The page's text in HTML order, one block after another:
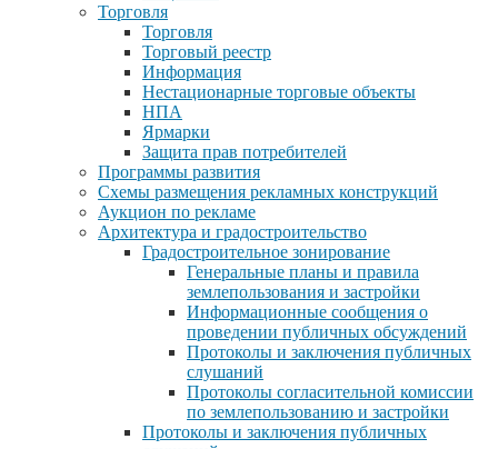
Торговля
Торговля
Торговый реестр
Информация
Нестационарные торговые объекты
НПА
Ярмарки
Защита прав потребителей
Программы развития
Схемы размещения рекламных конструкций
Аукцион по рекламе
Архитектура и градостроительство
Градостроительное зонирование
Генеральные планы и правила
землепользования и застройки
Информационные сообщения о
проведении публичных обсуждений
Протоколы и заключения публичных
слушаний
Протоколы согласительной комиссии
по землепользованию и застройки
Протоколы и заключения публичных